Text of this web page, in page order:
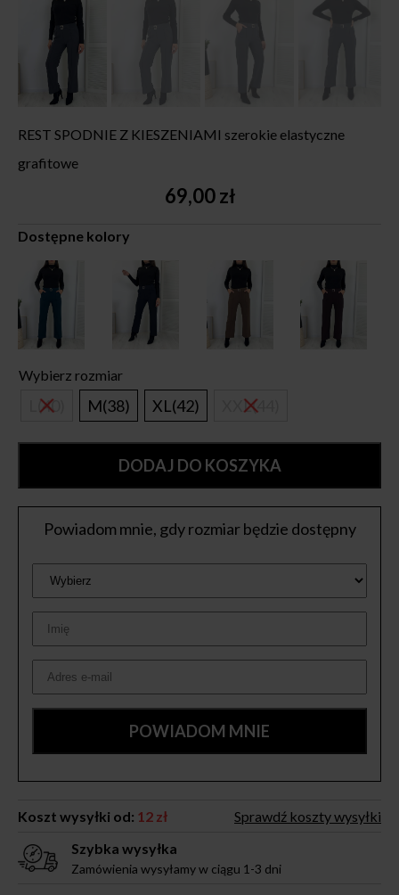
REST SPODNIE Z KIESZENIAMI szerokie elastyczne
grafitowe
69,00zł
Dostępne kolory
Wybierz rozmiar
L(40) M(38) XL(42) XXL(44)
DODAJ DO KOSZYKA
Powiadom mnie, gdy rozmiar będzie dostępny
Koszt wysyłki od: 12 zł
Sprawdź koszty wysyłki
Szybka wysyłka
Zamówienia wysyłamy w ciągu 1-3 dni